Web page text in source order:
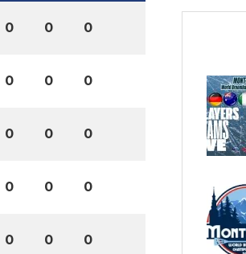
0 0 0
0 0 0
0 0 0
0 0 0
0 0 0